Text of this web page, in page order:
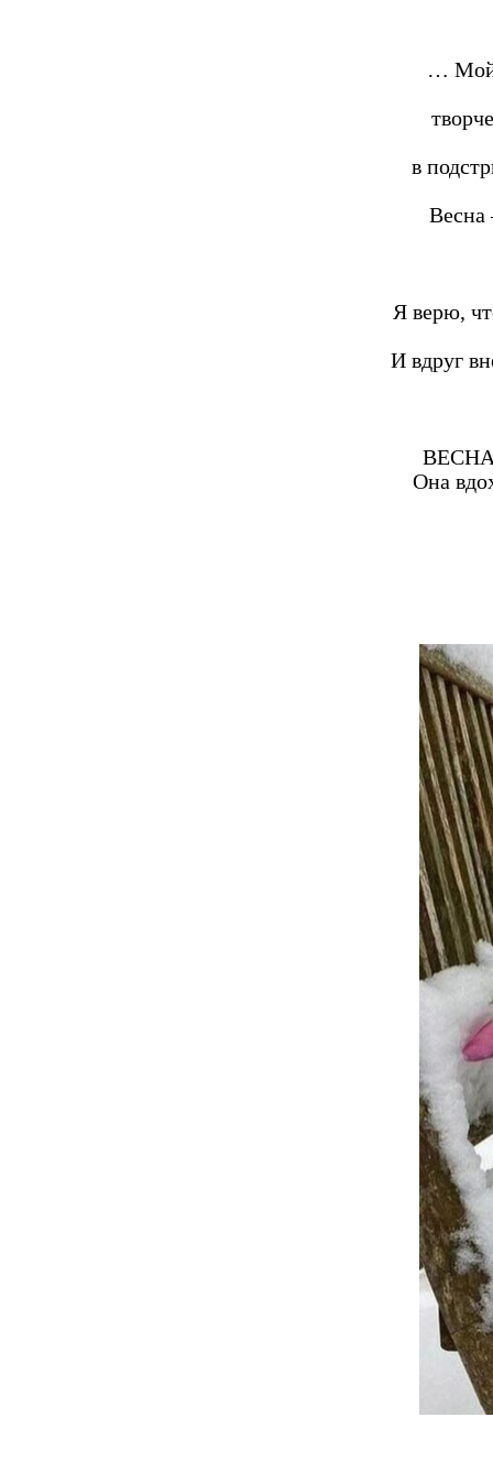
… Мой
в
Весна
Я верю,
И вдруг
ВЕСНА
Она